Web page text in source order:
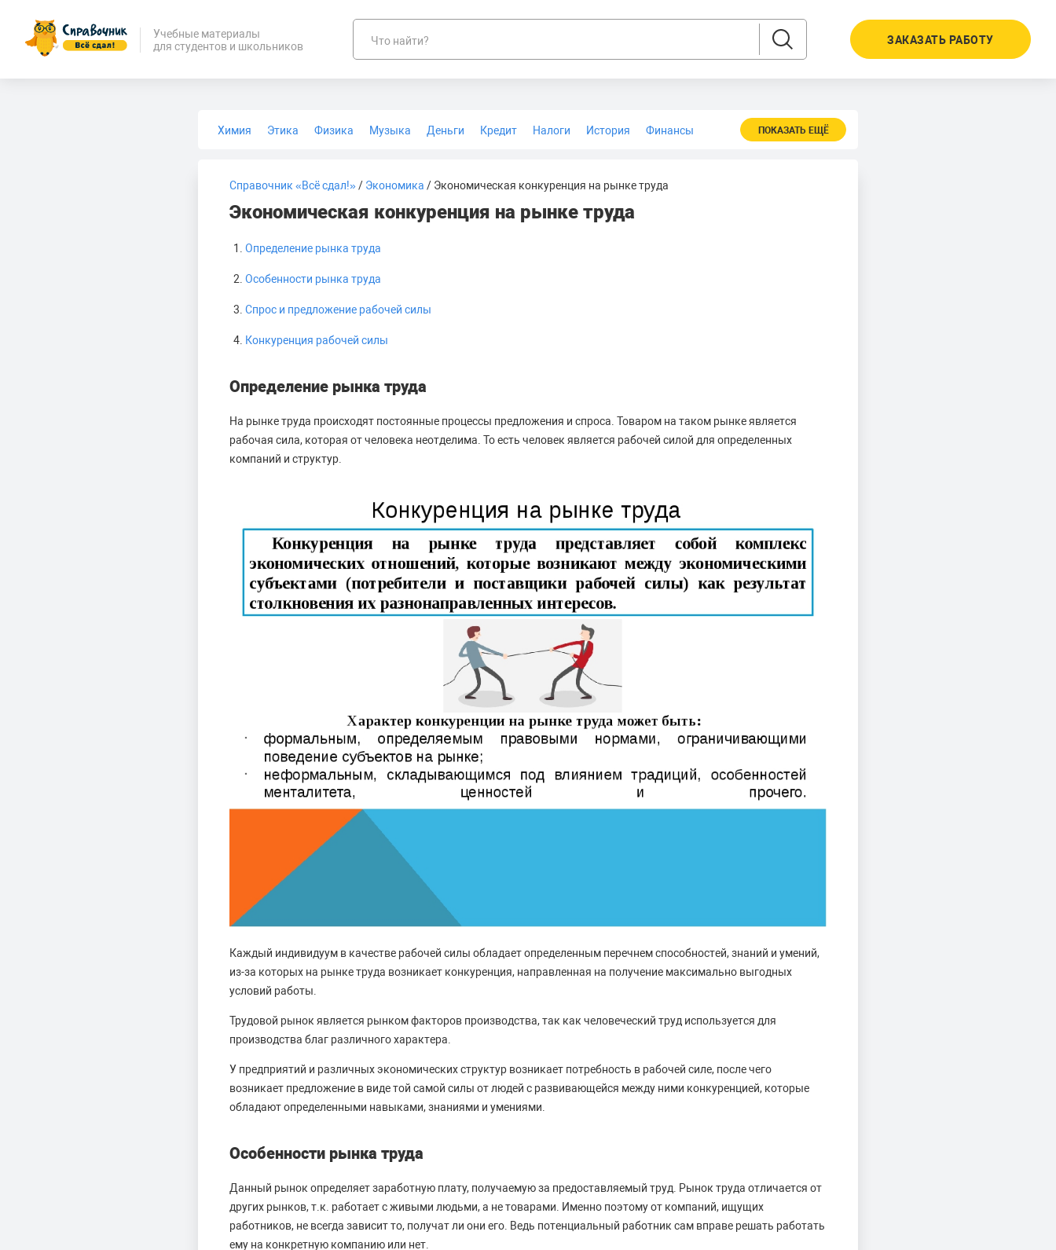
Учебные материалы
для студентов и школьников
Что найти? ЗАКАЗАТЬ РАБОТУ
Химия Этика Физика Музыка Деньги Кредит Налоги История
Финансы
ПОКАЗАТЬ ЕЩЁ
Справочник «Всё сдал!»/ Экономика / Экономическая конкуренция на рынке труда
Экономическая конкуренция на рынке труда
Определение рынка труда
Особенности рынка труда
Спрос и предложение рабочей силы
Конкуренция рабочей силы
Определение рынка труда
На рынке труда происходят постоянные процессы предложения и спроса. Товаром на таком рынке является
рабочая сила, которая от человека неотделима. То есть человек является рабочей силой для определенных
компаний и структур.
Каждый индивидуум в качестве рабочей силы обладает определенным перечнем способностей, знаний и умений,
из-за которых на рынке труда возникает конкуренция, направленная на получение максимально выгодных
условий работы.
Трудовой рынок является рынком факторов производства, так как человеческий труд используется для
производства благ различного характера.
У предприятий и различных экономических структур возникает потребность в рабочей силе, после чего
возникает предложение в виде той самой силы от людей с развивающейся между ними конкуренцией, которые
обладают определенными навыками, знаниями и умениями.
Особенности рынка труда
Данный рынок определяет заработную плату, получаемую за предоставляемый труд. Рынок труда отличается от
других рынков, т.к. работает с живыми людьми, а не товарами. Именно поэтому от компаний, ищущих
работников, не всегда зависит то, получат ли они его. Ведь потенциальный работник сам вправе решать работать
ему на конкретную компанию или нет.